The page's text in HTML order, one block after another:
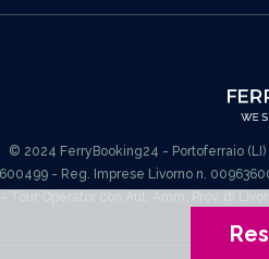
© 2024 FerryBooking24 - Portoferraio (LI)
- Reg. Imprese Livorno n.